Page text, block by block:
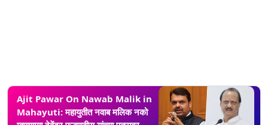
Ajit Pawar On Nawab Malik in
Mahayuti: महायुतीत नवाब मलिक नको